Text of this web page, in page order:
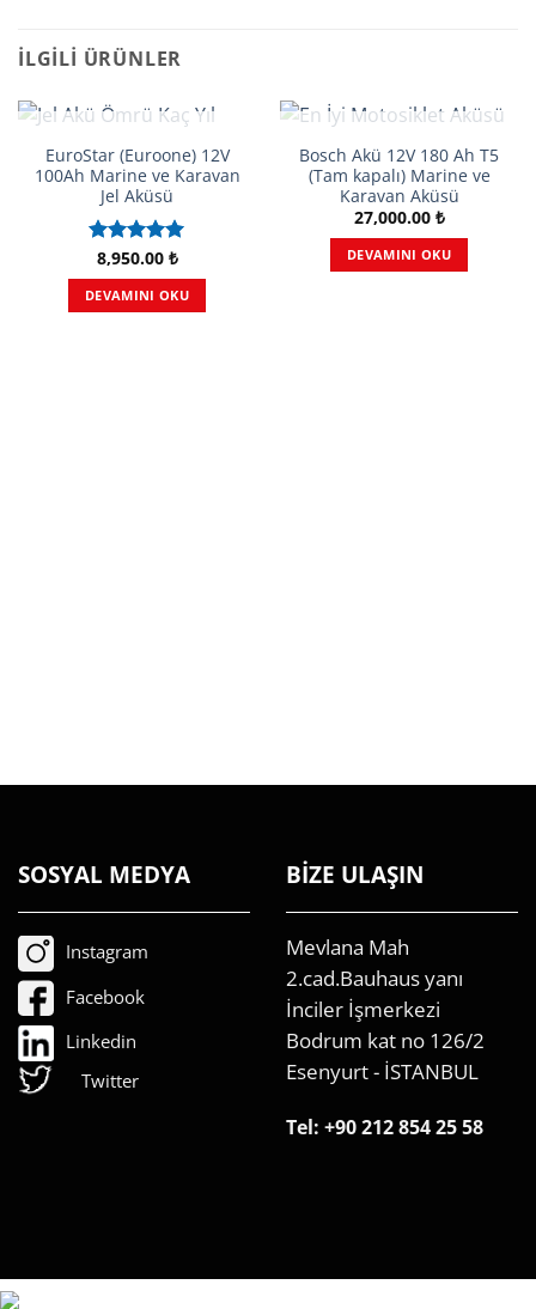
İLGILI ÜRÜNLER
STOKTA YOK
EuroStar (Euroone) 12V
100Ah Marine ve Karavan
Jel Aküsü
5 üzerinden
5.00oy
aldı
8,950.00 ₺
DEVAMINI OKU
STOKTA YOK
Bosch Akü 12V 180 Ah T5
(Tam kapalı) Marine ve
Karavan Aküsü
27,000.00 ₺
DEVAMINI OKU
SOSYAL MEDYA
Instagram
Facebook
Linkedin
Twitter
BİZE ULAŞIN
Mevlana Mah
2.cad.Bauhaus yanı
İnciler İşmerkezi
Bodrum kat no 126/2
Esenyurt - İSTANBUL
Tel: +90 212 854 25 58